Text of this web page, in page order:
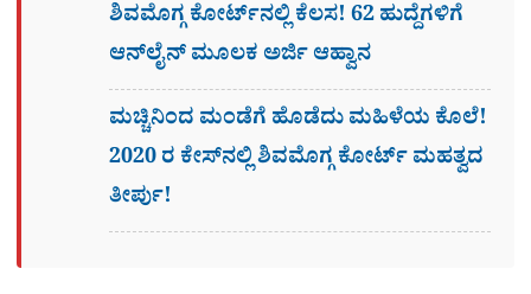
ಶಿವಮೊಗ್ಗ ಕೋರ್ಟ್​ನಲ್ಲಿ ಕೆಲಸ! 62 ಹುದ್ದೆಗಳಿಗೆ
ಆನ್​ಲೈನ್​ ಮೂಲಕ ಅರ್ಜಿ ಆಹ್ವಾನ
ಮಚ್ಚಿನಿಂದ ಮಂಡೆಗೆ ಹೊಡೆದು ಮಹಿಳೆಯ ಕೊಲೆ!
2020 ರ ಕೇಸ್​ನಲ್ಲಿ ಶಿವಮೊಗ್ಗ ಕೋರ್ಟ್​ ಮಹತ್ವದ
ತೀರ್ಪು!